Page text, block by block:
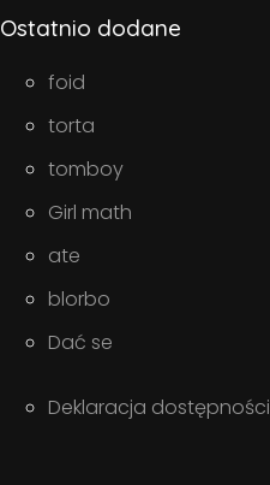
Ostatnio dodane
foid
torta
tomboy
Girl math
ate
blorbo
Dać se
Deklaracja dostępności